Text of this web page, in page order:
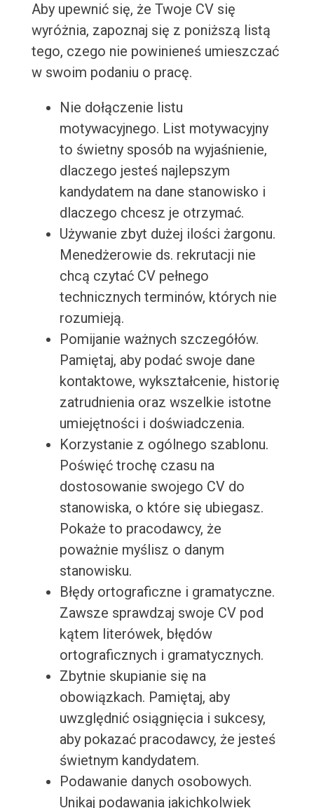
Aby upewnić się, że Twoje CV się
wyróżnia, zapoznaj się z poniższą listą
tego, czego nie powinieneś umieszczać
w swoim podaniu o pracę.
Nie dołączenie listu
motywacyjnego. List motywacyjny
to świetny sposób na wyjaśnienie,
dlaczego jesteś najlepszym
kandydatem na dane stanowisko i
dlaczego chcesz je otrzymać.
Używanie zbyt dużej ilości żargonu.
Menedżerowie ds. rekrutacji nie
chcą czytać CV pełnego
technicznych terminów, których nie
rozumieją.
Pomijanie ważnych szczegółów.
Pamiętaj, aby podać swoje dane
kontaktowe, wykształcenie, historię
zatrudnienia oraz wszelkie istotne
umiejętności i doświadczenia.
Korzystanie z ogólnego szablonu.
Poświęć trochę czasu na
dostosowanie swojego CV do
stanowiska, o które się ubiegasz.
Pokaże to pracodawcy, że
poważnie myślisz o danym
stanowisku.
Błędy ortograficzne i gramatyczne.
Zawsze sprawdzaj swoje CV pod
kątem literówek, błędów
ortograficznych i gramatycznych.
Zbytnie skupianie się na
obowiązkach. Pamiętaj, aby
uwzględnić osiągnięcia i sukcesy,
aby pokazać pracodawcy, że jesteś
świetnym kandydatem.
Podawanie danych osobowych.
Unikaj podawania jakichkolwiek